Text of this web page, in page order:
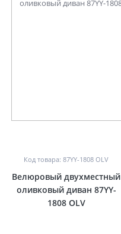
Код товара: 87YY-1808 OLV
Велюровый двухместный
оливковый диван 87YY-
1808 OLV